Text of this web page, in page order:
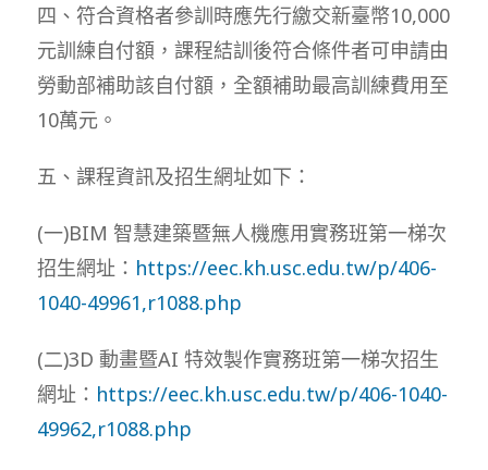
四、符合資格者參訓時應先行繳交新臺幣10,000
元訓練自付額，課程結訓後符合條件者可申請由
勞動部補助該自付額，全額補助最高訓練費用至
10萬元。
五、課程資訊及招生網址如下：
(一)BIM 智慧建築暨無人機應用實務班第一梯次
招生網址： https://eec.kh.usc.edu.tw/p/406-
1040-49961,r1088.php
(二)3D 動畫暨AI 特效製作實務班第一梯次招生
網址： https://eec.kh.usc.edu.tw/p/406-1040-
49962,r1088.php